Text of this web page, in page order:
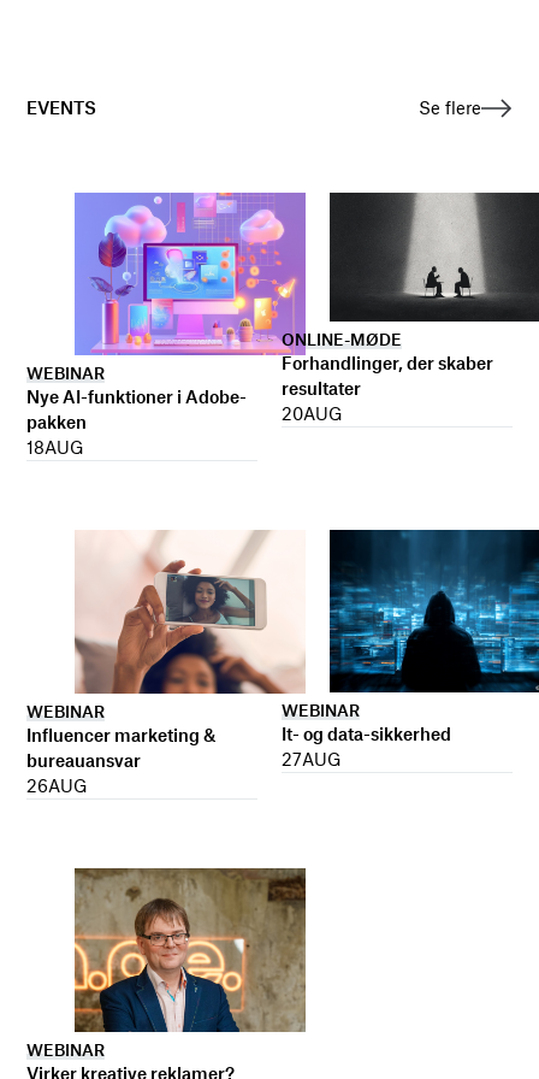
EVENTS Se flere
WEBINAR
Nye AI-funktioner i Adobe-
pakken
18AUG
ONLINE-MØDE
Forhandlinger, der skaber
resultater
20AUG
WEBINAR
Influencer marketing &
bureauansvar
26AUG
WEBINAR
It- og data-sikkerhed
27AUG
WEBINAR
Virker kreative reklamer?